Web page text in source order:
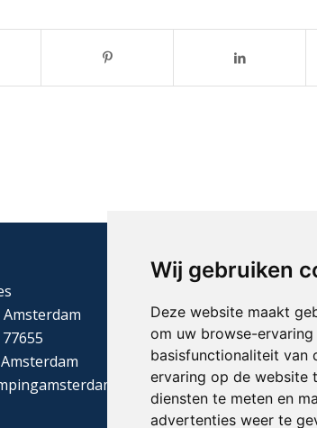
Wij gebruiken
Deze website maakt
om uw browse-
basisfunctionaliteit van
ervaring op de website
diensten te meten en
advertenties weer te